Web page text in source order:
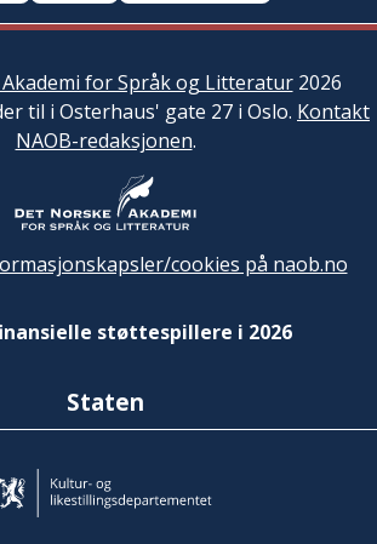
for Språk og Litteratur2026
til i Osterhaus' gate 27 i Oslo. Kontakt
NAOB-redaksjonen.
cookies på naob.no
støttespillere i 2026
Staten